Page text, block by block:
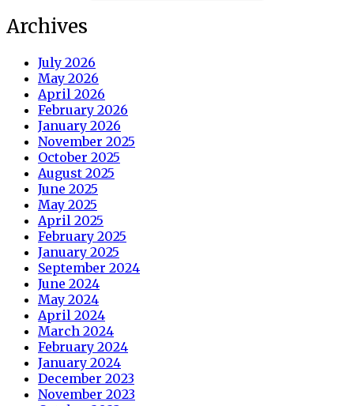
Archives
July 2026
May 2026
April 2026
February 2026
January 2026
November 2025
October 2025
August 2025
June 2025
May 2025
April 2025
February 2025
January 2025
September 2024
June 2024
May 2024
April 2024
March 2024
February 2024
January 2024
December 2023
November 2023